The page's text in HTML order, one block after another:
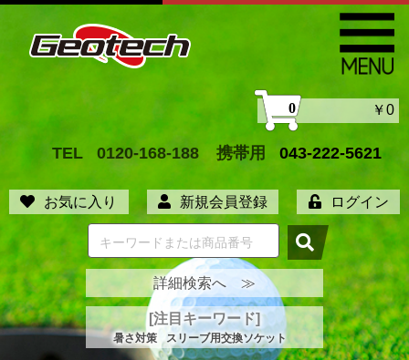
TEL 0120-168-188 携帯用 043-222-5621
お気に入り 新規会員登録 ログイン
0 ￥0
詳細検索へ ≫
[注目キーワード]
暑さ対策 スリーブ用交換ソケット